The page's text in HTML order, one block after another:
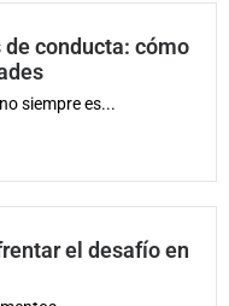
conducta: cómo
siempre es...
el desafío en